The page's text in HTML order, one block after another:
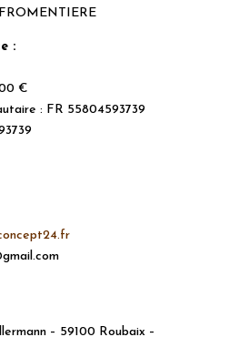
:
€
: FR 55804593739
– 59100 Roubaix –